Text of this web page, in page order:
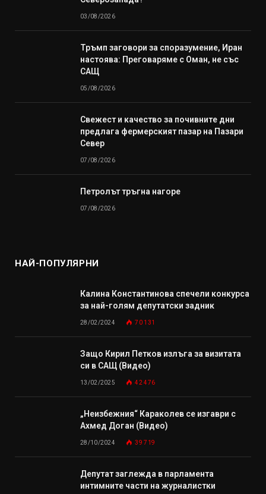
03/08/2026
Тръмп заговори за споразумение, Иран
настоява: Преговаряме с Оман, не със
САЩ
05/08/2026
Свежест и качество за почивните дни
предлага фермерският пазар на Пазари
Север
07/08/2026
Петролът тръгна нагоре
07/08/2026
НАЙ-ПОПУЛЯРНИ
Калина Константинова спечели конкурса
за най-голям депутатски задник
28/02/2024 70 131
Защо Кирил Петков излъга за визитата
си в САЩ (Видео)
13/02/2025 42 476
„Неизбежния“ Караколев се изгаври с
Ахмед Доган (Видео)
28/10/2024 39 719
Депутат заглежда в парламента
интимните части на журналистки